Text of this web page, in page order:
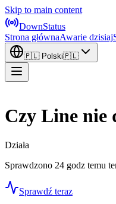
Skip to main content
DownStatus
Strona głównaAwarie dzisiaj
🇵🇱 Polski🇵🇱
Czy Line nie
Działa
Sprawdzono 24 godz temu
Sprawdź teraz